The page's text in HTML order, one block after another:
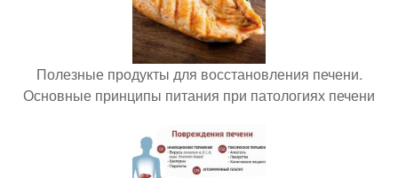
Полезные продукты для восстановления печени.
Основные принципы питания при патологиях печени